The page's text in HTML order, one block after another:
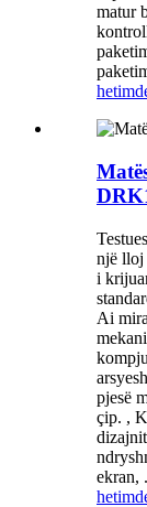
matur
hetim
një lloj
i
Ai
pjesë
çip. ,
ekran,
hetim